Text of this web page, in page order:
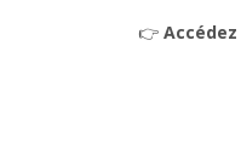
👉